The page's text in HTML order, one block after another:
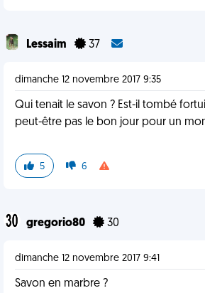
Lessaim 37
dimanche 12 novembre 2017 9:35
Qui tenait le savon ? Est-il tombé
peut-être pas le bon jour pour un
5 6
gregorio80 30
dimanche 12 novembre 2017 9:41
Savon en marbre ?